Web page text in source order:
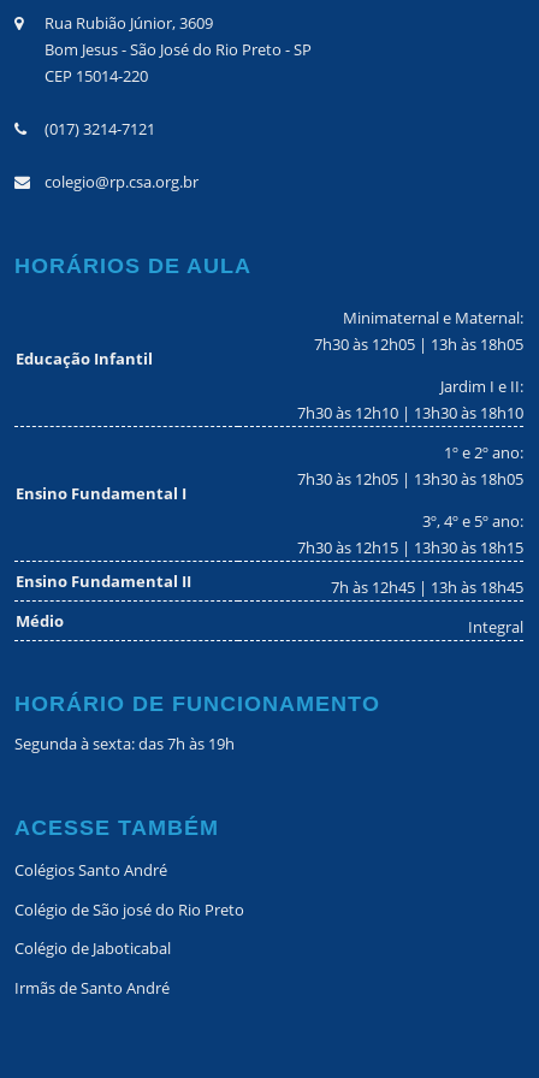
Rua Rubião Júnior, 3609
Bom Jesus - São José do Rio Preto - SP
CEP 15014-220
(017) 3214-7121
colegio@rp.csa.org.br
HORÁRIOS DE AULA
Educação Infantil
Minimaternal e Maternal:
7h30 às 12h05 | 13h às 18h05
Jardim I e II:
7h30 às 12h10 | 13h30 às 18h10
Ensino Fundamental I
1º e 2º ano:
7h30 às 12h05 | 13h30 às 18h05
3º, 4º e 5º ano:
7h30 às 12h15 | 13h30 às 18h15
Ensino Fundamental II
7h às 12h45 | 13h às 18h45
Médio
Integral
HORÁRIO DE FUNCIONAMENTO
Segunda à sexta: das 7h às 19h
ACESSE TAMBÉM
Colégios Santo André
Colégio de São josé do Rio Preto
Colégio de Jaboticabal
Irmãs de Santo André